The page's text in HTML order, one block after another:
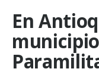
En